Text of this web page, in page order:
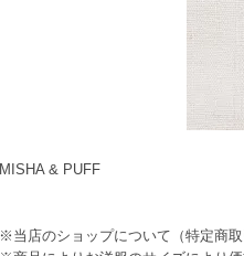
MISHA & PUFF
※当店のショップについて（特定商